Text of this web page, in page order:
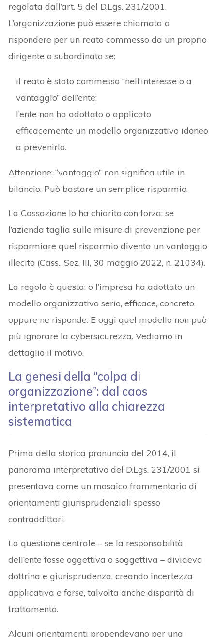
regolata dall’art. 5 del D.Lgs. 231/2001.
L’organizzazione può essere chiamata a
rispondere per un reato commesso da un proprio
dirigente o subordinato se:
il reato è stato commesso “nell’interesse o a
vantaggio” dell’ente;
l’ente non ha adottato o applicato
efficacemente un modello organizzativo idoneo
a prevenirlo.
Attenzione: “vantaggio” non significa utile in
bilancio. Può bastare un semplice risparmio.
La Cassazione lo ha chiarito con forza: se
l’azienda taglia sulle misure di prevenzione per
risparmiare quel risparmio diventa un vantaggio
illecito (Cass., Sez. III, 30 maggio 2022, n. 21034).
La regola è questa: o l’impresa ha adottato un
modello organizzativo serio, efficace, concreto,
oppure ne risponde. E oggi quel modello non può
più ignorare la cybersicurezza. Vediamo in
dettaglio il motivo.
La genesi della “colpa di
organizzazione”: dal caos
interpretativo alla chiarezza
sistematica
Prima della storica pronuncia del 2014, il
panorama interpretativo del D.Lgs. 231/2001 si
presentava come un mosaico frammentario di
orientamenti giurisprudenziali spesso
contraddittori.
La questione centrale – se la responsabilità
dell’ente fosse oggettiva o soggettiva – divideva
dottrina e giurisprudenza, creando incertezza
applicativa e forse, talvolta anche disparità di
trattamento.
Alcuni orientamenti propendevano per una